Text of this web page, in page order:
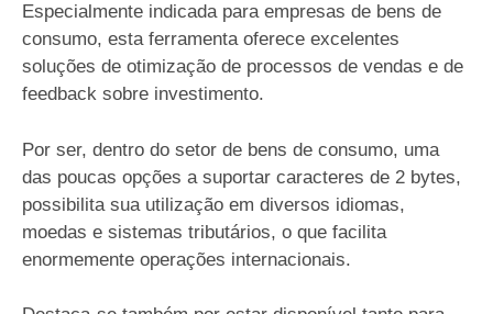
Especialmente indicada para empresas de bens de
consumo, esta ferramenta oferece excelentes
soluções de otimização de processos de vendas e de
feedback sobre investimento.
Por ser, dentro do setor de bens de consumo, uma
das poucas opções a suportar caracteres de 2 bytes,
possibilita sua utilização em diversos idiomas,
moedas e sistemas tributários, o que facilita
enormemente operações internacionais.